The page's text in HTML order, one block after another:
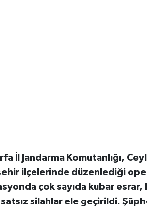
İl Jandarma Komutanlığı,
ilçelerinde düzenlediği
çok sayıda kubar
silahlar ele geçirildi.